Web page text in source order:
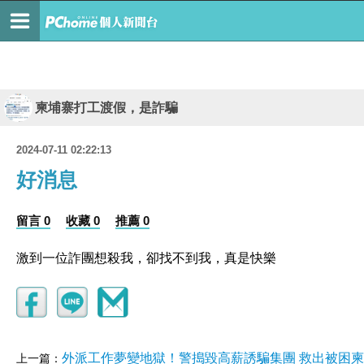
柬埔寨打工渡假，是詐騙
2024-07-11 02:22:13
好消息
留言 0 收藏 0 推薦 0
激到一位詐團想殺我，卻找不到我，真是快樂
上一篇： 外派工作夢變地獄！警搗毀高薪誘騙集團 救出被困